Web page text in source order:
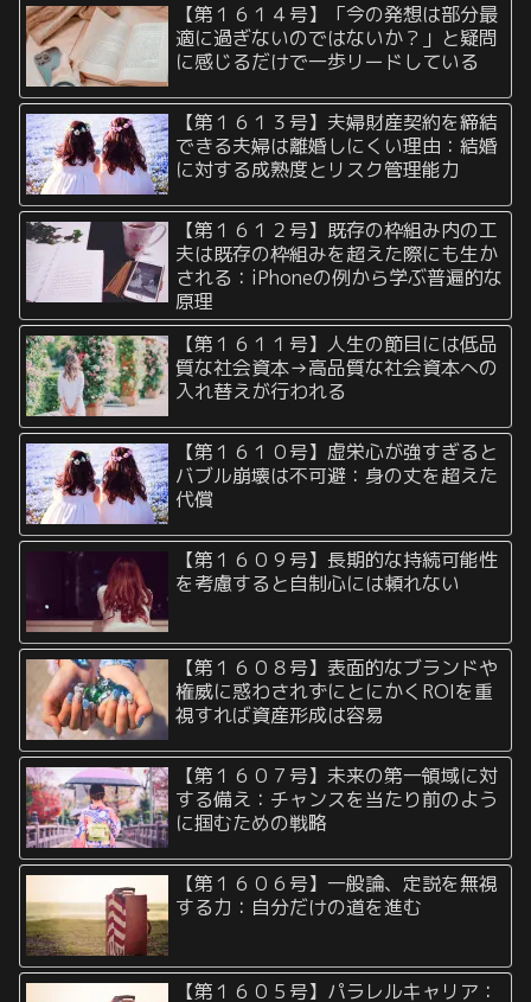
【第１６１４号】「今の発想は部分最
適に過ぎないのではないか？」と疑問
に感じるだけで一歩リードしている
【第１６１３号】夫婦財産契約を締結
できる夫婦は離婚しにくい理由：結婚
に対する成熟度とリスク管理能力
【第１６１２号】既存の枠組み内の工
夫は既存の枠組みを超えた際にも生か
される：iPhoneの例から学ぶ普遍的な
原理
【第１６１１号】人生の節目には低品
質な社会資本→高品質な社会資本への
入れ替えが行われる
【第１６１０号】虚栄心が強すぎると
バブル崩壊は不可避：身の丈を超えた
代償
【第１６０９号】長期的な持続可能性
を考慮すると自制心には頼れない
【第１６０８号】表面的なブランドや
権威に惑わされずにとにかくROIを重
視すれば資産形成は容易
【第１６０７号】未来の第一領域に対
する備え：チャンスを当たり前のよう
に掴むための戦略
【第１６０６号】一般論、定説を無視
する力：自分だけの道を進む
【第１６０５号】パラレルキャリア：